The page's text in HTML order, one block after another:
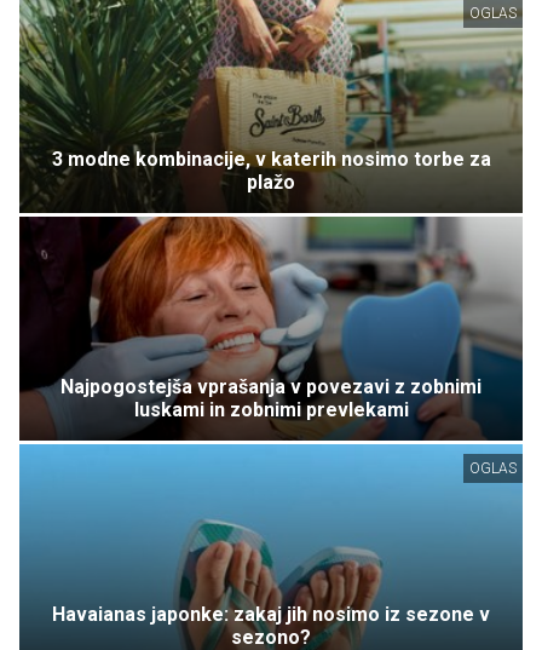
OGLAS
3 modne kombinacije, v katerih nosimo torbe za
plažo
Najpogostejša vprašanja v povezavi z zobnimi
luskami in zobnimi prevlekami
OGLAS
Havaianas japonke: zakaj jih nosimo iz sezone v
sezono?